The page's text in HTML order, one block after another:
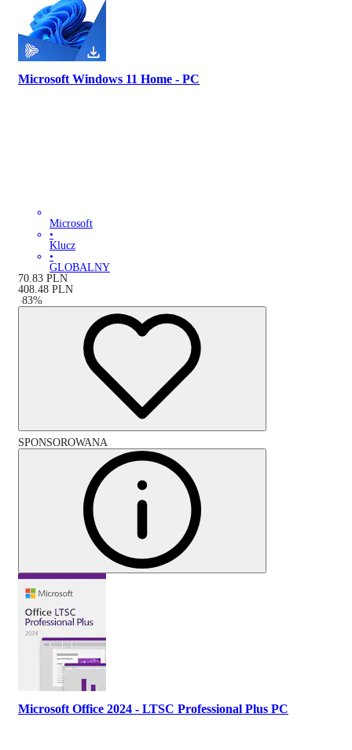
Microsoft Windows 11 Home - PC
Microsoft
•
Klucz
•
GLOBALNY
70.83 PLN
408.48 PLN
-83%
SPONSOROWANA
Microsoft Office 2024 - LTSC Professional Plus PC